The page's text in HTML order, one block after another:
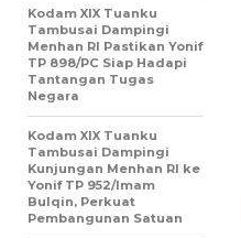
Kodam XIX Tuanku
Tambusai Dampingi
Menhan RI Pastikan Yonif
TP 898/PC Siap Hadapi
Tantangan Tugas
Negara
Kodam XIX Tuanku
Tambusai Dampingi
Kunjungan Menhan RI ke
Yonif TP 952/Imam
Bulqin, Perkuat
Pembangunan Satuan